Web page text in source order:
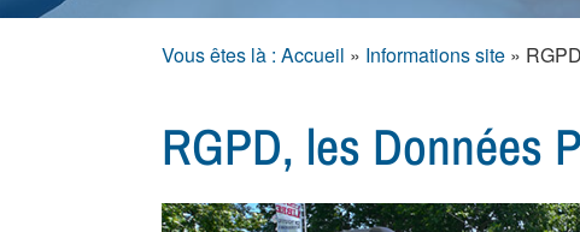
Vous êtes là : Accueil » Informations site »
RGPD, les Données